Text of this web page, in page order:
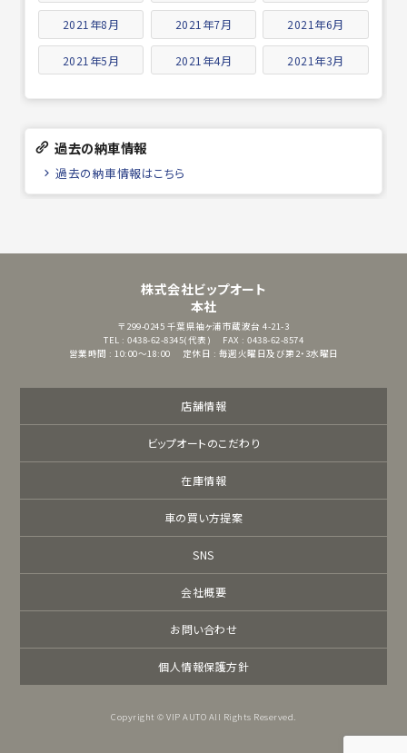
2021年8月 2021年7月 2021年6月
2021年5月 2021年4月 2021年3月
過去の納車情報
過去の納車情報はこちら
株式会社ビップオート
本社
〒299-0245 千葉県袖ヶ浦市蔵波台 4-21-3
TEL : 0438-62-8345(代表)
FAX : 0438-62-8574
営業時間 : 10:00～18:00
定休日 : 毎週火曜日及び第2・3水曜日
店舗情報
ビップオートのこだわり
在庫情報
車の買い方提案
SNS
会社概要
お問い合わせ
個人情報保護方針
Copyright © VIP AUTO All Rights Reserved.